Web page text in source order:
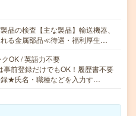
品の検査【主な製品】輸送機器、
る金属部品≪待遇・福利厚生…
OK / 英語力不要
前登録だけでもOK！履歴書不要
★氏名・職種などを入力す…